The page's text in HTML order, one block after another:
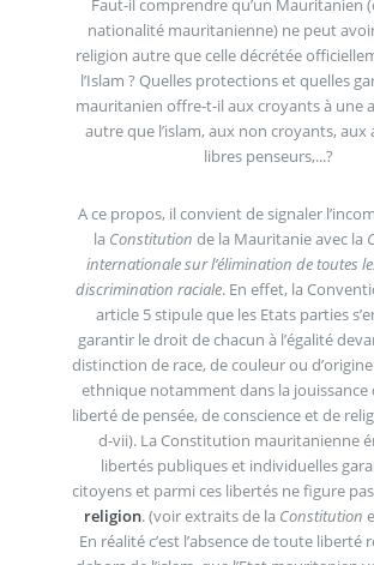
Faut-il comprendre qu’un Mauritanien
nationalité mauritanienne) ne peut
religion autre que celle décrétée
l’Islam ? Quelles protections et quelles
mauritanien offre-t-il aux croyants à une
autre que l’islam, aux non croyants, aux
libres penseurs,...?
A ce propos, il convient de signaler
la Constitution de la Mauritanie avec la
internationale sur l’élimination de toutes
discrimination raciale. En effet, la
article 5 stipule que les Etats parties
garantir le droit de chacun à l’égalité
distinction de race, de couleur ou
ethnique notamment dans la jouissance
liberté de pensée, de conscience et de
d-vii). La Constitution mauritanienne
libertés publiques et individuelles
citoyens et parmi ces libertés ne figure pas
religion. (voir extraits de la Constitution
En réalité c’est l’absence de toute liberté